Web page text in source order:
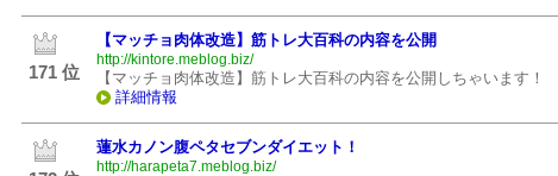
171 位
【マッチョ肉体改造】筋トレ大百科の内容を公開
http://kintore.meblog.biz/
【マッチョ肉体改造】筋トレ大百科の内容を公開しちゃいます！
詳細情報
蓮水カノン腹ペタセブンダイエット！
http://harapeta7.meblog.biz/